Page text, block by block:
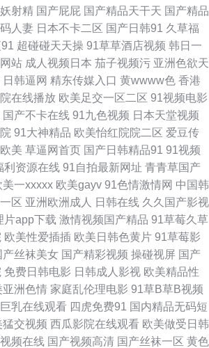
区二区 蜜桃视频在线播放 欧美一级色色 亚洲另类
18在线 国产ts伪娘在线 麻豆传媒网站网址 日本视频
本道丁香影院 91国产精品操笔 操碰无码 国产10页
鸡网站 日本在线wwww 午夜成人影片 91tv成人 91
产白丝自慰91 久草视频资源网 欧美国产专区 日韩
神最新地址 www福利姬 大香蕉伊人网 海角导航福
摸人人 无码天美麻豆 亚洲天堂网色 91人人妻 AV午
极品在线二区国产 欧美日A片 日韩有码国产在线 亚
网页 超碰97欧美 国产会所技师高跟 老湿机福利看
五月天西瓜 中文国产 avav激情 豆花社区视频 狠狠
射精 国产屁屁 国产精品天干天 国产精品
人妻 日本不卡二区 国产日韩91 久草福
超碰碰天天操 91草草酒店视频 韩日一
站 成人视频日本 茄子视频污 亚洲色欲天
日韩逼网 精东传媒入口 黄wwww色 香港
在线播放 欧美足交一区二区 91视频电影
国产不卡在线 91九色视频 日本天堂视频
91大神精品 欧美怡红院院二区 爱豆传
美 草逼网首页 国产日韩精品91 91视频
利资源在线 91自拍最新网址 青青草国产
美一xxxxx 欧美gayv 91色情激情网 中国韩
区 亚洲欧洲成人 日韩在线 久久国产影视
片app下载 激情视频国产精品 91草莓久草
欧美性爱插插 欧美日韩色黄片 91草莓影
产丝袜美女 国产精彩视频 操碰视屏 国产
免费日韩电影 日韩成人影视 欧美精品性
亚洲色情 家庭乱伦理电影 91草B草B视频
乳在线观看 四虎免费91 国内精品无码短
猛交视频 西瓜影院在线观看 欧美做受日韩
频在线 国产视频高清 国产丝袜一区 黄色